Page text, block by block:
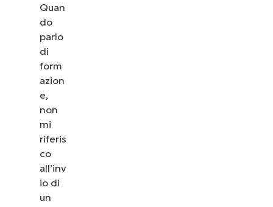
Quan
do
parlo
di
form
azion
e,
non
mi
riferis
co
all’inv
io di
un